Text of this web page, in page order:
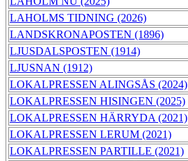
LAHOLMS TIDNING (2026)
LANDSKRONAPOSTEN (1896)
LJUSDALSPOSTEN (1914)
LJUSNAN (1912)
LOKALPRESSEN ALINGSÅS (2024)
LOKALPRESSEN HISINGEN (2025)
LOKALPRESSEN HÄRRYDA (2021)
LOKALPRESSEN LERUM (2021)
LOKALPRESSEN PARTILLE (2021)